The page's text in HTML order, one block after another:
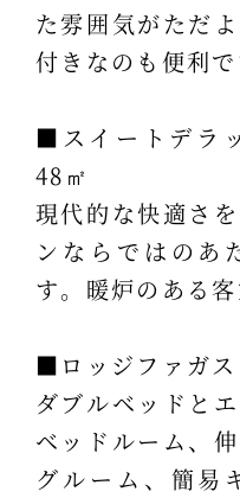
た雰囲気がただ
付きなのも便利で
■スイートデラ
48㎡
現代的な快適さ
ンならではのあ
す。暖炉のある客
■ロッジファガ
ダブルベッドと
ベッドルーム、
グルーム、簡易